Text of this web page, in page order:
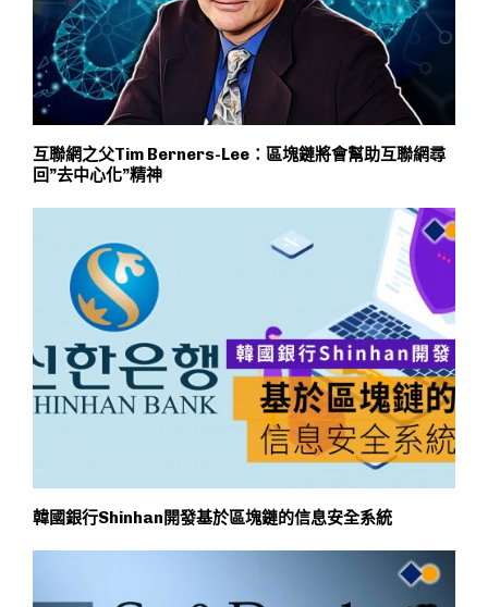
互聯網之父Tim Berners-Lee：區塊鏈將會幫助互聯網尋
回”去中心化”精神
韓國銀行Shinhan開發基於區塊鏈的信息安全系統